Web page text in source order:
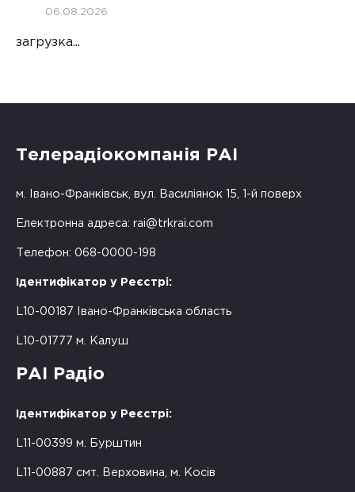
06.08.2026
загрузка...
Телерадіокомпанія РАІ
м. Івано-Франківськ, вул. Василіянок 15, 1-й поверх
Електронна адреса: rai@trkrai.com
Телефон: 068-0000-198
Ідентифікатор у Реєстрі:
L10-00187 Івано-Франківська область
L10-01777 м. Калуш
РАІ Радіо
Ідентифікатор у Реєстрі:
L11-00399 м. Бурштин
L11-00887 смт. Верховина, м. Косів